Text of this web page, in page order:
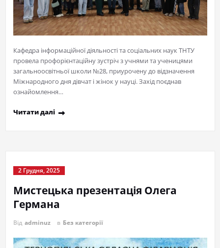
Кафедра інформаційної діяльності та соціальних наук ТНТУ
провела профорієнтаційну зустріч з учнями та ученицями
загальноосвітньої школи №28, приурочену до відзначення
Міжнародного дня дівчат і жінок у науці. Захід поєднав
ознайомлення…
Читати далі
2 Грудня, 2025
Мистецька презентація Олега
Германа
Від adminuz в Без категорії